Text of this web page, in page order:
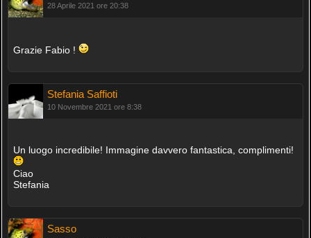
28 Aprile 2021 ore 20:38
Grazie Fabio !
Stefania Saffioti
10 Novembre 2021 ore 8:38
Un luogo incredibile! Immagine davvero fantastica, complimenti!
Ciao
Stefania
Sasso